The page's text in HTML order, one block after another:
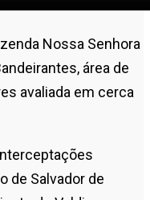
Nossa Senhora
, área de
avaliada em cerca
de Salvador de